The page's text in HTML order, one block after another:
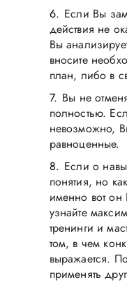
Если Вы
действия не
Вы
вносите
план, либо в
Вы не
полностью.
невозможно,
равноценные.
Если о
понятия, но
именно вот
узнайте
тренинги и
том, в чем
выражается.
применять